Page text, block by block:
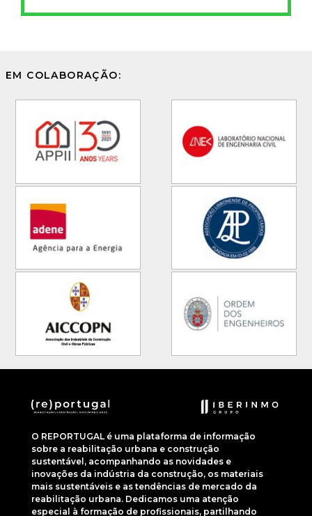
EM COLABORAÇÃO:
O REPORTUGAL é uma plataforma de informação
sobre a reabilitação urbana e construção
sustentável, acompanhando as novidades e
inovações da indústria da construção, os materiais
mais sustentáveis e as tendências de mercado da
reabilitação urbana. Dedicamos uma atenção
especial à formação de profissionais, partilhando